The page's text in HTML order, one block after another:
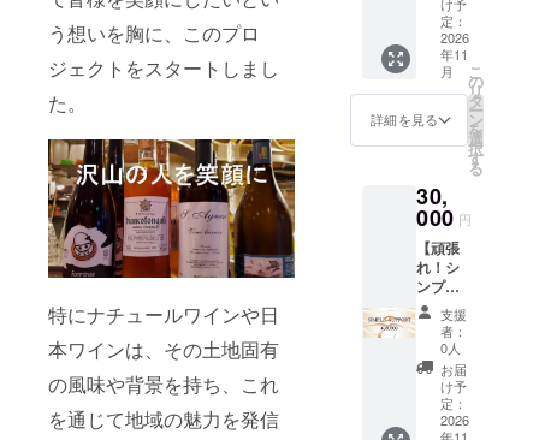
う想いを胸に、このプロ
ジェクトをスタートしまし
た。
特にナチュールワインや日
本ワインは、その土地固有
の風味や背景を持ち、これ
を通じて地域の魅力を発信
【プロ
ジェク
ト支援
者一
覧】へ
の お名
間：グ
ランド
オープ
ン〜事
業が 存
続する
限り掲
載。 ※
支援
時、必
ず備考
欄にお
名前
で、ご
飲食に
利用頂
ける チ
ケット
をお送
りしま
す。 ・
の交換
はいた
しかね
ます。
お釣り
は出ま
せん。
・初回
来店時
にお渡
しいた
しま
す。ス
定：
2026
年11
月
詳細を見る
こ
の
リ
タ
ー
ン
を
選
択
す
る
30,
000 円
【頑張
れ！シ
ンプル
支援
30,000
円】 こ
のコー
スは純
粋な支
援のお
支援
者：
0人
お届
け予
定：
2026
年11